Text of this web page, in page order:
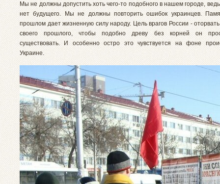
Мы не должны допустить хоть чего-то подобного в нашем городе,
нет будущего. Мы не должны повторить ошибок украинцев.
прошлом дает жизненную силу народу. Цель врагов России -
своего прошлого, чтобы подобно древу без корней он
существовать. И особенно остро это чувствуется на фоне
Украине.